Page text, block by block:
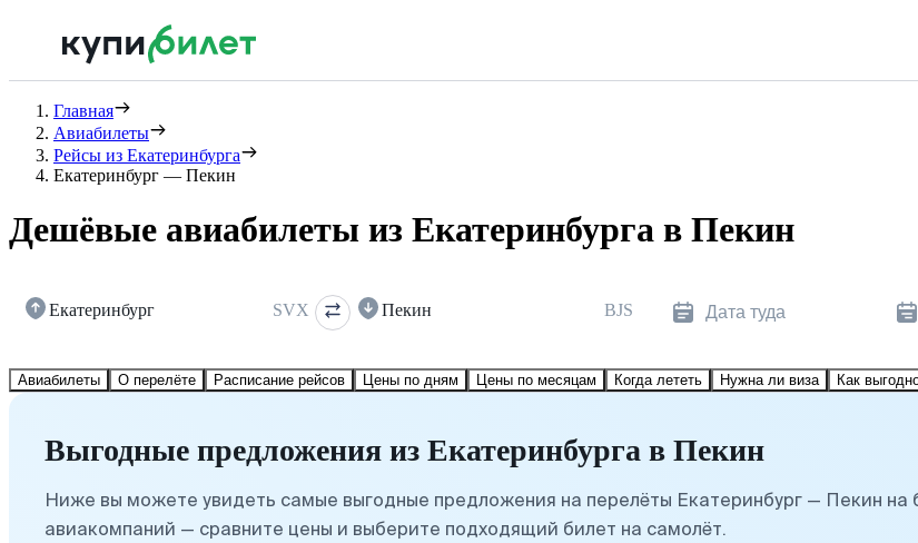
Главная
Авиабилеты
Рейсы из Екатеринбурга
Екатеринбург — Пекин
Дешёвые авиабилеты из Екатеринбурга в Пекин
Екатеринбург SVX Пекин BJS Дата туда
Авиабилеты О перелёте Расписание рейсов Цены по дням Цены по месяцам Когда лететь Нужна ли виза Как
Выгодные предложения из Екатеринбурга в Пекин
Ниже вы можете увидеть самые выгодные предложения на перелёты Екатеринбург — Пекин
авиакомпаний — сравните цены и выберите подходящий билет на самолёт.